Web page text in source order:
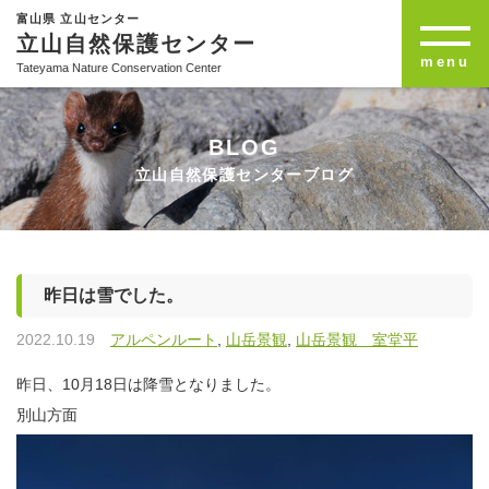
富山県 立山センター
立山自然保護センター
Tateyama Nature Conservation Center menu
BLOG
立山自然保護センターブログ
昨日は雪でした。
2022.10.19 アルペンルート 山岳景観 山岳景観 室堂平
昨日、10月18日は降雪となりました。
別山方面